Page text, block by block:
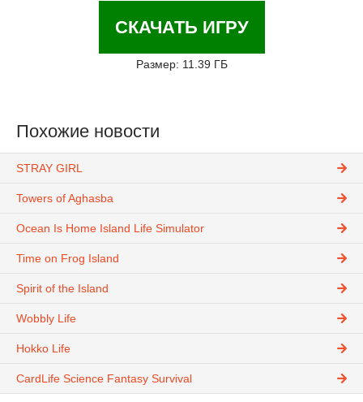
СКАЧАТЬ ИГРУ
Размер: 11.39 ГБ
Похожие новости
STRAY GIRL
Towers of Aghasba
Ocean Is Home Island Life Simulator
Time on Frog Island
Spirit of the Island
Wobbly Life
Hokko Life
CardLife Science Fantasy Survival